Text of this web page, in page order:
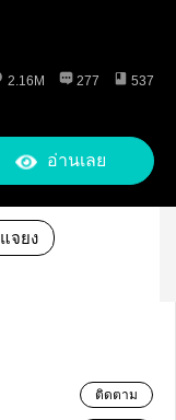
2.16M 277 537
อ่านเลย
แจยง
ติดตาม